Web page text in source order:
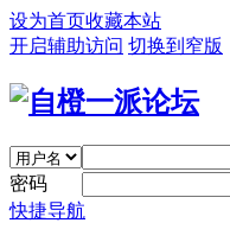
设为首页收藏本站
开启辅助访问 切换到窄版
密码
快捷导航